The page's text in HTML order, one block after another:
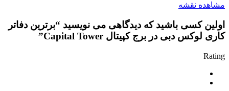
مشاهده نقشه
اولین کسی باشید که دیدگاهی می نویسید “برترین دفاتر
کاری لوکس دبی در برج کپیتال Capital Tower”
Rating